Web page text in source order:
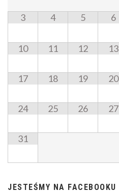
3 4 5 6
10 11 12 13
17 18 19 20
24 25 26 27
31
JESTEŚMY NA FACEBOOKU